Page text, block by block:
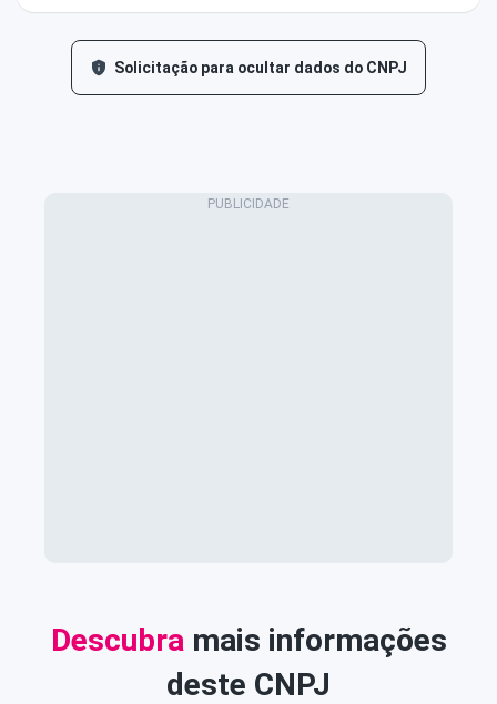
Solicitação para ocultar dados do CNPJ
Descubra mais informações
deste CNPJ